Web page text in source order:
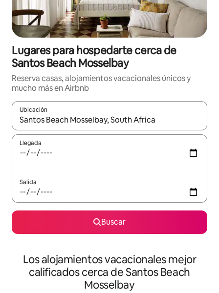
Lugares para hospedarte cerca de
Santos Beach Mosselbay
Reserva casas, alojamientos vacacionales únicos y
mucho más en Airbnb
Ubicación
Cuando los resultados estén disponibles, podrás navegar
Llegada
Salida
Buscar
Los alojamientos vacacionales mejor
calificados cerca de Santos Beach
Mosselbay